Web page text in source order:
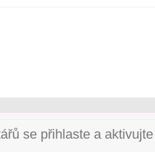
se přihlaste a